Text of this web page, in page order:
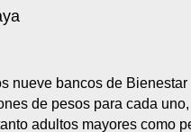
nueve bancos de
de pesos para cada
adultos mayores como